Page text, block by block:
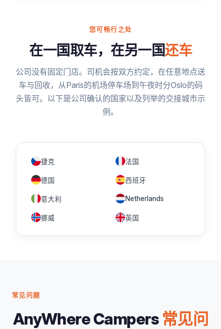
您可畅行之处
在一国取车，在另一国还车
公司没有固定门店。司机会按双方约定，在任意地点送
车与回收，从Paris的机场停车场到午夜时分Oslo的码
头皆可。以下是公司确认的国家以及列举的交接城市示
例。
捷克 法国
德国 西班牙
意大利 Netherlands
挪威 英国
常见问题
AnyWhere Campers 常见问